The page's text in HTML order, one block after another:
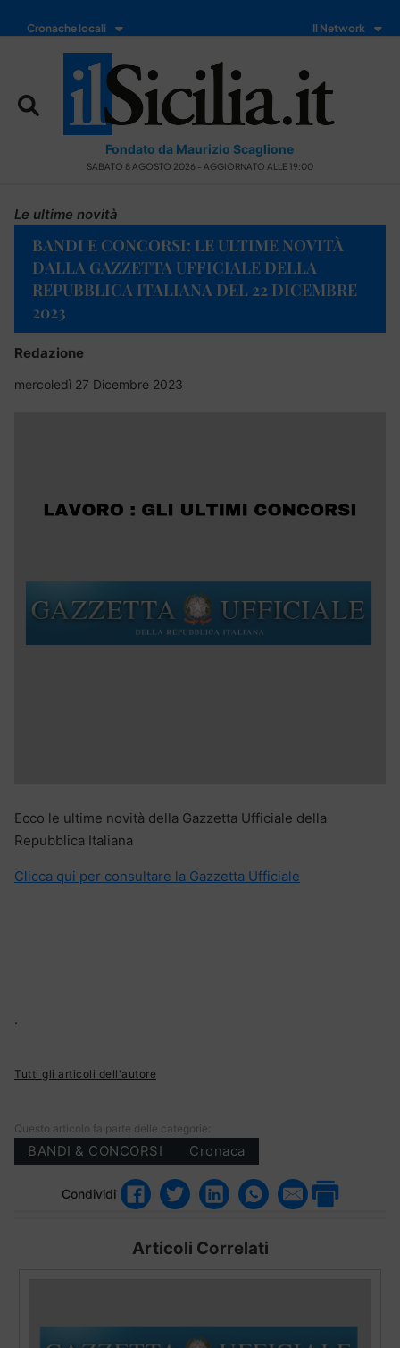
Cronache locali Il Network
Fondato da Maurizio Scaglione
SABATO 8 AGOSTO 2026 - AGGIORNATO ALLE 19:00
Le ultime novità
BANDI E CONCORSI: LE ULTIME NOVITÀ
DALLA GAZZETTA UFFICIALE DELLA
REPUBBLICA ITALIANA DEL 22 DICEMBRE
2023
Redazione
mercoledì 27 Dicembre 2023
Ecco le ultime novità della Gazzetta Ufficiale della
Repubblica Italiana
Clicca qui per consultare la Gazzetta Ufficiale
.
Tutti gli articoli dell'autore
Questo articolo fa parte delle categorie:
BANDI & CONCORSI Cronaca
Condividi
Articoli Correlati